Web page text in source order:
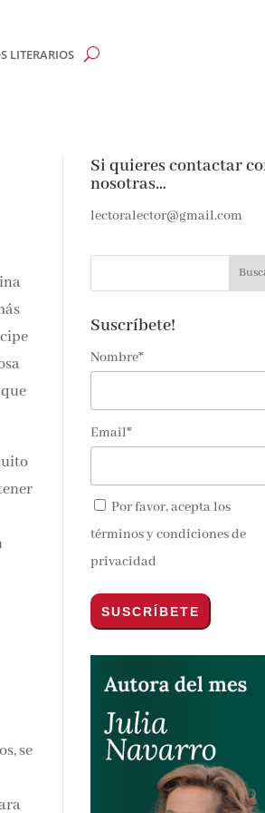
LITERARIOS
Si quieres contactar con
nosotras…
lectoralector@gmail.com
Suscríbete!
Nombre*
Email*
Por favor, acepta los
términos y condiciones de
privacidad
noticias y
de
y